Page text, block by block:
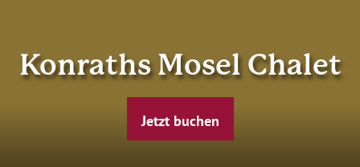
Konraths Mosel Chalet
Jetzt buchen